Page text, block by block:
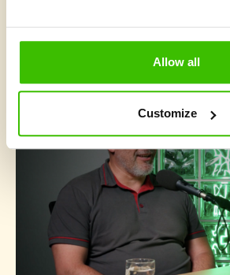
Allow all
Customize
Co je v